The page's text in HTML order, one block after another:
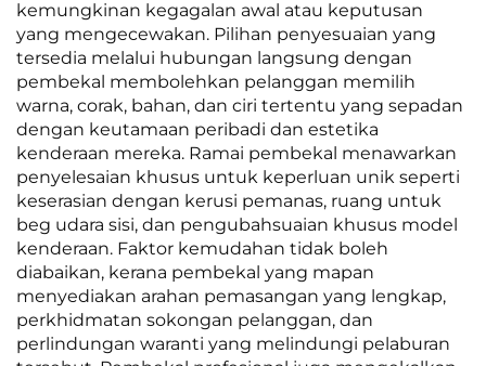
kemungkinan kegagalan awal atau keputusan
yang mengecewakan. Pilihan penyesuaian yang
tersedia melalui hubungan langsung dengan
pembekal membolehkan pelanggan memilih
warna, corak, bahan, dan ciri tertentu yang sepadan
dengan keutamaan peribadi dan estetika
kenderaan mereka. Ramai pembekal menawarkan
penyelesaian khusus untuk keperluan unik seperti
keserasian dengan kerusi pemanas, ruang untuk
beg udara sisi, dan pengubahsuaian khusus model
kenderaan. Faktor kemudahan tidak boleh
diabaikan, kerana pembekal yang mapan
menyediakan arahan pemasangan yang lengkap,
perkhidmatan sokongan pelanggan, dan
perlindungan waranti yang melindungi pelaburan